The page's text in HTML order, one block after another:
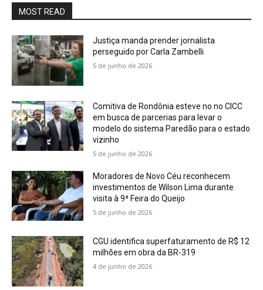
MOST READ
Justiça manda prender jornalista
perseguido por Carla Zambelli
5 de junho de 2026
Comitiva de Rondônia esteve no no CICC
em busca de parcerias para levar o
modelo do sistema Paredão para o estado
vizinho
5 de junho de 2026
Moradores de Novo Céu reconhecem
investimentos de Wilson Lima durante
visita à 9ª Feira do Queijo
5 de junho de 2026
CGU identifica superfaturamento de R$ 12
milhões em obra da BR-319
4 de junho de 2026